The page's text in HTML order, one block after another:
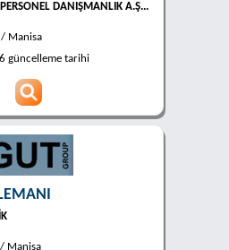
PERSONEL DANIŞMANLIK A.Ş...
/ Manisa
güncelleme tarihi
Manisa